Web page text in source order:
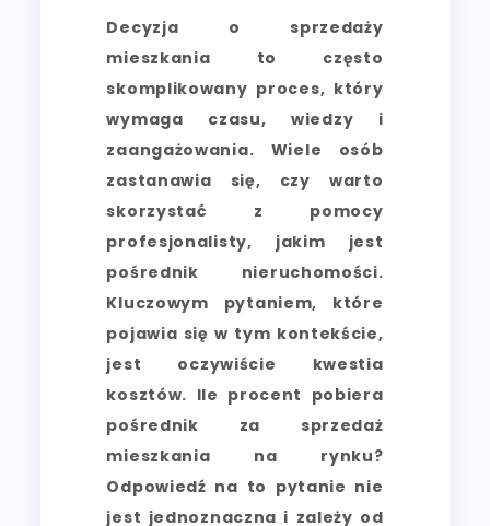
Decyzja o sprzedaży
mieszkania to często
skomplikowany proces, który
wymaga czasu, wiedzy i
zaangażowania. Wiele osób
zastanawia się, czy warto
skorzystać z pomocy
profesjonalisty, jakim jest
pośrednik nieruchomości.
Kluczowym pytaniem, które
pojawia się w tym kontekście,
jest oczywiście kwestia
kosztów. Ile procent pobiera
pośrednik za sprzedaż
mieszkania na rynku?
Odpowiedź na to pytanie nie
jest jednoznaczna i zależy od